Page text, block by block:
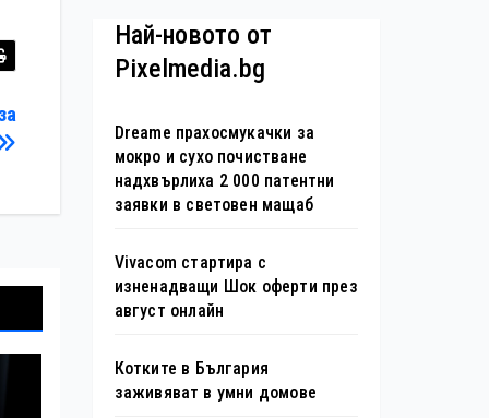
Най-новото от
Pixelmedia.bg
Dreame прахосмукачки за
мокро и сухо почистване
надхвърлиха 2 000 патентни
заявки в световен мащаб
Vivacom стартира с
изненадващи Шок оферти през
август онлайн
Котките в България
заживяват в умни домове